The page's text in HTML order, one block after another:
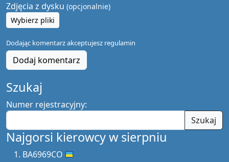
Zdjęcia z dysku (opcjonalnie)
Wybierz pliki
Dodając komentarz akceptujesz regulamin
Dodaj komentarz
Szukaj
Numer rejestracyjny:
Szukaj
Najgorsi kierowcy w sierpniu
BA6969CO